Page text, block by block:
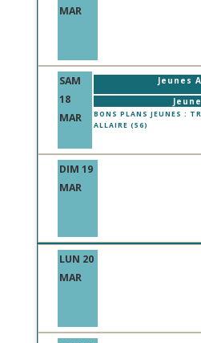
MAR
SAM
18
MAR
Jeunes
BONS PLANS JEUNES :
ALLAIRE (56)
DIM 19
MAR
LUN 20
MAR